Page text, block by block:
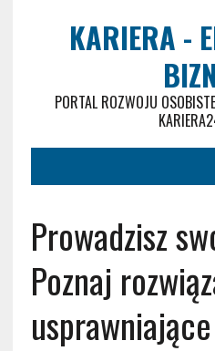
KARIERA -
PORTAL ROZWOJU
Prowadzisz
Poznaj